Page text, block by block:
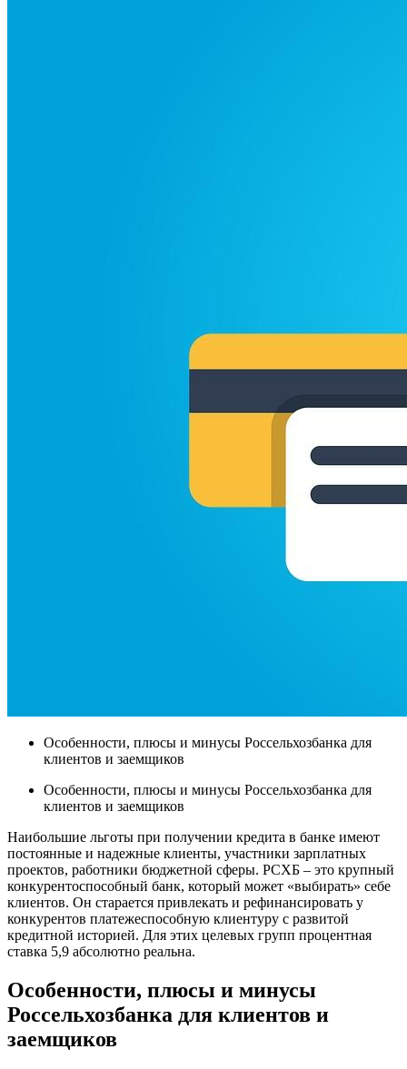
Особенности, плюсы и минусы Россельхозбанка для
клиентов и заемщиков
Особенности, плюсы и минусы Россельхозбанка для
клиентов и заемщиков
Наибольшие льготы при получении кредита в банке имеют
постоянные и надежные клиенты, участники зарплатных
проектов, работники бюджетной сферы. РСХБ – это крупный
конкурентоспособный банк, который может «выбирать» себе
клиентов. Он старается привлекать и рефинансировать у
конкурентов платежеспособную клиентуру с развитой
кредитной историей. Для этих целевых групп процентная
ставка 5,9 абсолютно реальна.
Особенности, плюсы и минусы
Россельхозбанка для клиентов и
заемщиков